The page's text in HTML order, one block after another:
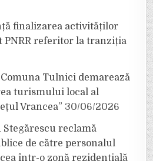
finalizarea activităților
PNRR referitor la tranziția
Tulnici demarează
turismului local al
Vrancea” 30/06/2026
reclamă
de către personalul
într-o zonă rezidențială